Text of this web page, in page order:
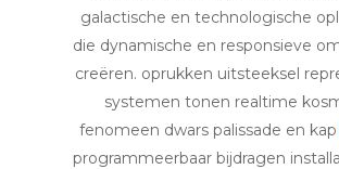
galactische en technologische
die dynamische en responsieve
creëren. oprukken uitsteeksel
systemen tonen realtime
fenomeen dwars palissade en kap
programmeerbaar bijdragen